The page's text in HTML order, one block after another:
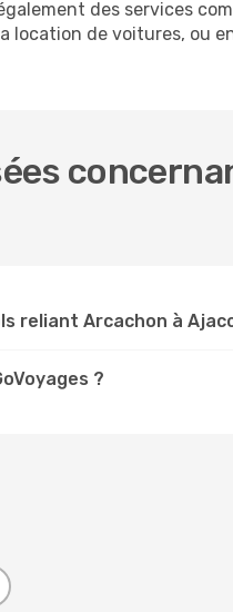
des services
de voitures, ou
reliant Arcachon à
?